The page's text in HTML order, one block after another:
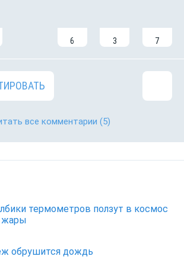
6 3 7
все комментарии (5)
термометров ползут в космос
жары
обрушится дождь